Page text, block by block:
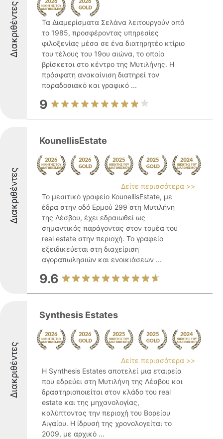
Διακριθέντες
Τα Διαμερίσματα Σελάνα λειτουργούν από
το 1985, προσφέροντας υπηρεσίες
φιλοξενίας μέσα σε ένα διατηρητέο κτίριο
του τέλους του 19ου αιώνα, το οποίο
βρίσκεται στο κέντρο της Μυτιλήνης. Η
πρόσφατη ανακαίνιση διατηρεί τον
παραδοσιακό και γραφικό ...
9
Διακριθέντες
KounellisEstate
Δείτε περισσότερα >>
Το μεσιτικό γραφείο KounellisEstate, με
έδρα στην οδό Ερμού 299 στη Μυτιλήνη
της Λέσβου, έχει εδραιωθεί ως
σημαντικός παράγοντας στον τομέα του
real estate στην περιοχή. Το γραφείο
εξειδικεύεται στη διαχείριση
αγοραπωλησιών και ενοικιάσεων ...
9.6
Διακριθέντες
Synthesis Estates
Δείτε περισσότερα >>
Η Synthesis Estates αποτελεί μια εταιρεία
που εδρεύει στη Μυτιλήνη της Λέσβου και
δραστηριοποιείται στον κλάδο του real
estate και της μηχανολογίας,
καλύπτοντας την περιοχή του Βορείου
Αιγαίου. Η ίδρυσή της χρονολογείται το
2009, με αρχικό ...